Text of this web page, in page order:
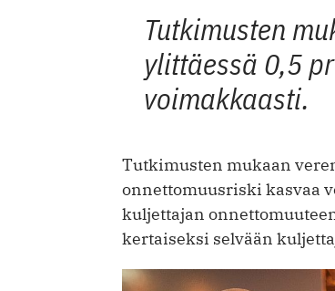
Tutkimusten
ylittäessä 0,5
voimakkaasti.
Tutkimusten mukaan
onnettomuusriski kasvaa
kuljettajan
kertaiseksi selvään